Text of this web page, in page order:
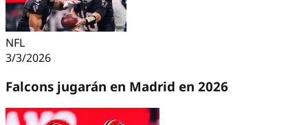
NFL
3/3/2026
Falcons jugarán en Madrid en 2026